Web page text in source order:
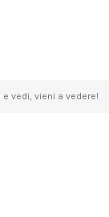
e vedi, vieni a vedere!